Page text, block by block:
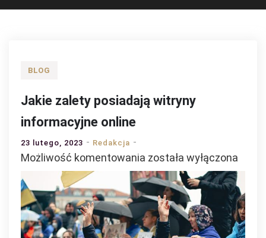
BLOG
Jakie zalety posiadają witryny
informacyjne online
23 lutego, 2023 Redakcja
Możliwość komentowania Jakie
zalety
posiadają
witryny
informacyjne
online
została wyłączona